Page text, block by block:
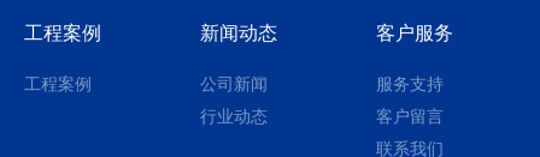
工程案例
工程案例
新闻动态
公司新闻
行业动态
客户服务
服务支持
客户留言
联系我们